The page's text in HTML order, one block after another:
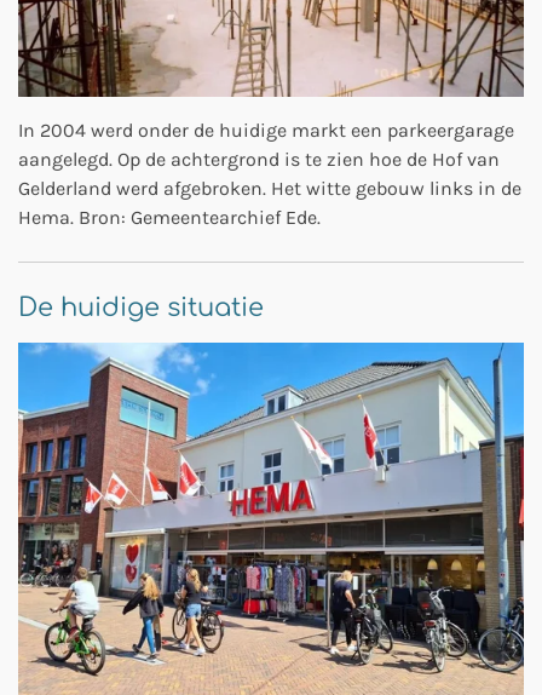
In 2004 werd onder de huidige markt een parkeergarage
aangelegd. Op de achtergrond is te zien hoe de Hof van
Gelderland werd afgebroken. Het witte gebouw links in de
Hema. Bron: Gemeentearchief Ede.
De huidige situatie